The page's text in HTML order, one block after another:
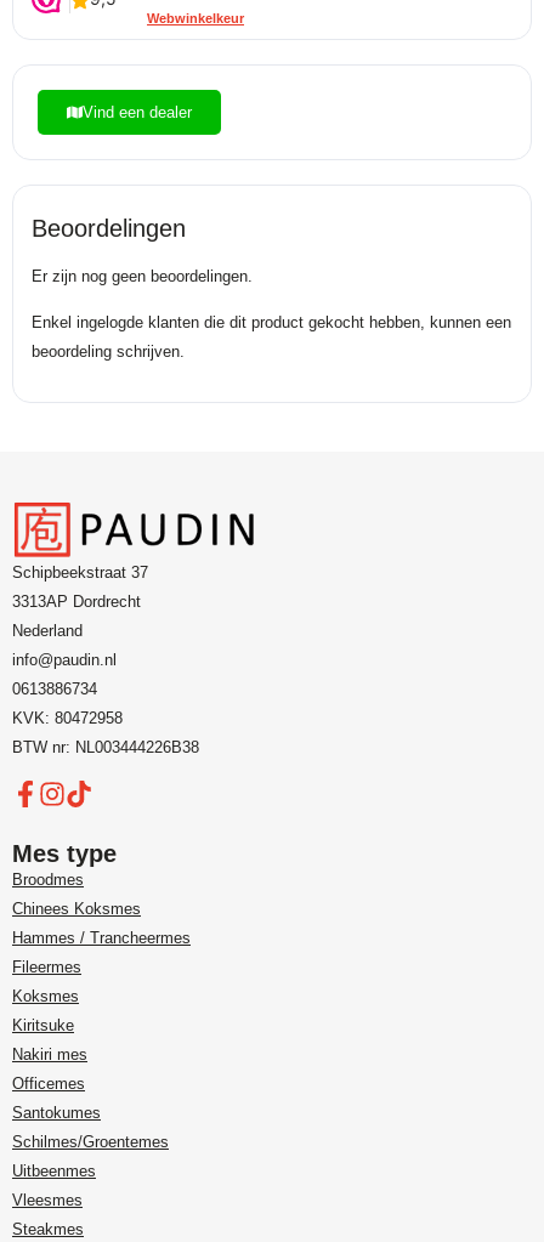
Webwinkelkeur
Vind een dealer
Beoordelingen
Er zijn nog geen beoordelingen.
Enkel ingelogde klanten die dit product gekocht hebben, kunnen een
beoordeling schrijven.
Schipbeekstraat 37
3313AP Dordrecht
Nederland
info@paudin.nl
0613886734
KVK: 80472958
BTW nr: NL003444226B38
Mes type
Broodmes
Chinees Koksmes
Hammes / Trancheermes
Fileermes
Koksmes
Kiritsuke
Nakiri mes
Officemes
Santokumes
Schilmes/Groentemes
Uitbeenmes
Vleesmes
Steakmes